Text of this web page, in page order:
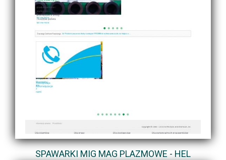
SPAWARKI MIG MAG PLAZMOWE - HEL